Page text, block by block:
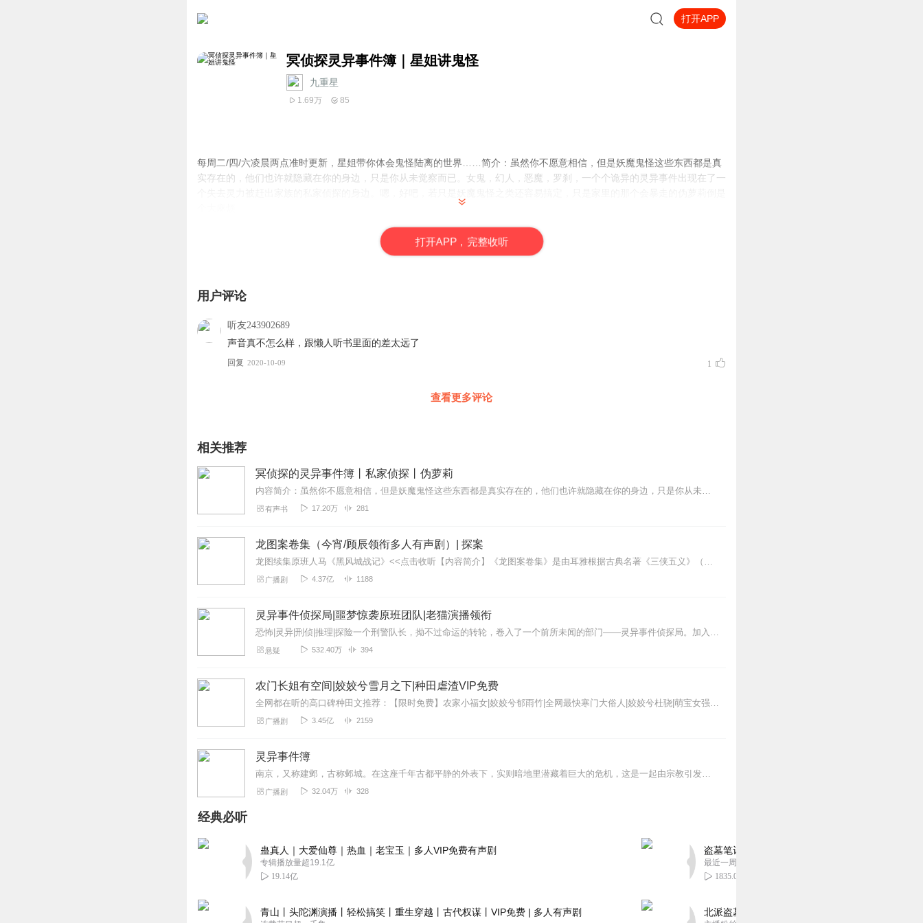
打开APP
冥侦探灵异事件簿｜星姐讲鬼怪
九重星
1.69万 85
每周二/四/六凌晨两点准时更新，星姐带你体会鬼怪陆离的世界……简介：虽然你不愿意相信，但是妖魔鬼怪这些东西都是真
实存在的，他们也许就隐藏在你的身边，只是你从未觉察而已。女鬼，幻人，恶魔，罗刹，一个个诡异的灵异事件出现在了一
打开APP，完整收听
用户评论
听友243902689
声音真不怎么样，跟懒人听书里面的差太远了
回复 2020-10-09 1
查看更多评论
相关推荐
冥侦探的灵异事件簿丨私家侦探丨伪萝莉
内容简介：虽然你不愿意相信，但是妖魔鬼怪这些东西都是真实存在的，他们也许就隐藏在你的身边，只是你从未觉察而已。女鬼，幻人，恶魔，罗刹，一个个诡异的灵异事件出现...
有声书 17.20万 281
龙图案卷集（今宵/顾辰领衔多人有声剧）| 探案
龙图续集原班人马《黑风城战记》<<点击收听【内容简介】《龙图案卷集》是由耳雅根据古典名著《三侠五义》（又叫七五）改编所写的网络小说，主要讲述的是鼠（白玉堂）...
广播剧 4.37亿 1188
灵异事件侦探局|噩梦惊袭原班团队|老猫演播领衔
恐怖|灵异|刑侦|推理|探险一个刑警队长，拗不过命运的转轮，卷入了一个前所未闻的部门——灵异事件侦探局。加入灵探局虽然开启了人生另一扇精彩大门，...
悬疑 532.40万 394
农门长姐有空间|姣姣兮雪月之下|种田虐渣VIP免费
全网都在听的高口碑种田文推荐：【限时免费】农家小福女|姣姣兮郁雨竹|全网最快寒门大俗人|姣姣兮杜骁|萌宝女强古言爽文魏晋干饭人未删减全网最快|农家小福...
广播剧 3.45亿 2159
灵异事件簿
南京，又称建邺，古称邺城。在这座千年古都平静的外表下，实则暗地里潜藏着巨大的危机，这是一起由宗教引发的阴谋。邺城晚报知名记者高觉，凭借着其多年的职业特殊性以及出...
广播剧 32.04万 328
经典必听
蛊真人｜大爱仙尊｜热血｜老宝玉｜多人VIP免费有声剧
专辑播放量超19.1亿
19.14亿
青山丨头陀渊演播丨轻松搞笑丨重生穿越丨古代权谋丨VIP免费 | 多人有声剧
盗墓笔记 全8部丨豪华CV版丨苏尚卿&边江 领衔
最近一周更新
1835.01万
北派盗墓笔记丨头陀渊出品丨悬疑灵异丨摸金校尉